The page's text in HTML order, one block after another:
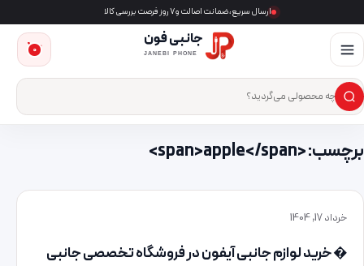
ارسال سریع، ضمانت اصالت و ۷ روز فرصت بررسی کالا
جانبی فون
JANEBI PHONE
جست‌وجوی محصول
×
0
برچسب: <span>apple</span>
خرداد 17, 1404
� خرید لوازم جانبی آیفون در فروشگاه تخصصی جانبی